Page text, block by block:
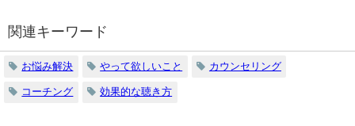
関連キーワード
お悩み解決 やって欲しいこと カウンセリング
コーチング 効果的な聴き方